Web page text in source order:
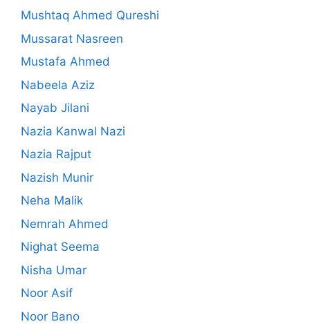
Mushtaq Ahmed Qureshi
Mussarat Nasreen
Mustafa Ahmed
Nabeela Aziz
Nayab Jilani
Nazia Kanwal Nazi
Nazia Rajput
Nazish Munir
Neha Malik
Nemrah Ahmed
Nighat Seema
Nisha Umar
Noor Asif
Noor Bano